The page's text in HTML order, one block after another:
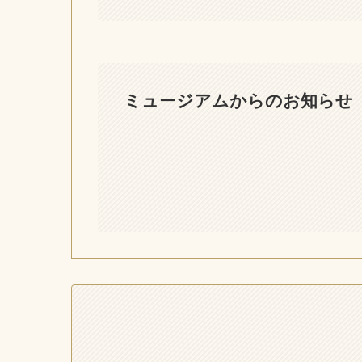
ミュージアムからのお知らせ